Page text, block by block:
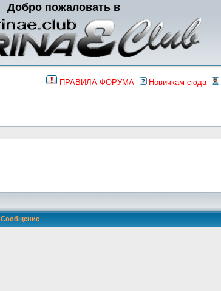
Добро пожаловать в
ПРАВИЛА ФОРУМА Новичкам сюда
Сообщение